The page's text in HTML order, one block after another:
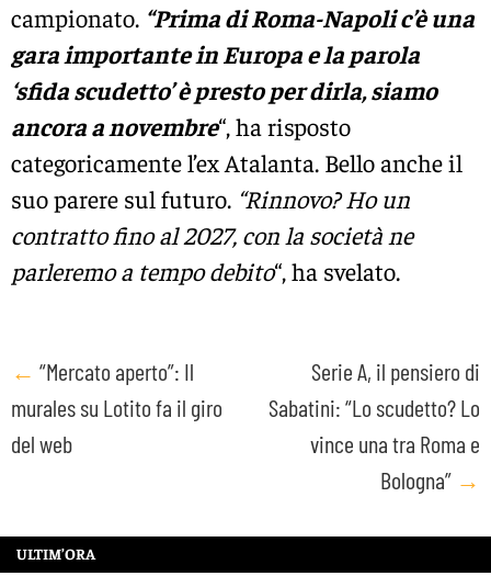
campionato. “Prima di Roma-Napoli c’è una
gara importante in Europa e la parola
‘sfida scudetto’ è presto per dirla, siamo
ancora a novembre“, ha risposto
categoricamente l’ex Atalanta. Bello anche il
suo parere sul futuro. “Rinnovo? Ho un
contratto fino al 2027, con la società ne
parleremo a tempo debito“, ha svelato.
Post
navigation
← “Mercato aperto”: Il
murales su Lotito fa il giro
del web
Serie A, il pensiero di
Sabatini: “Lo scudetto? Lo
vince una tra Roma e
Bologna” →
ULTIM’ORA